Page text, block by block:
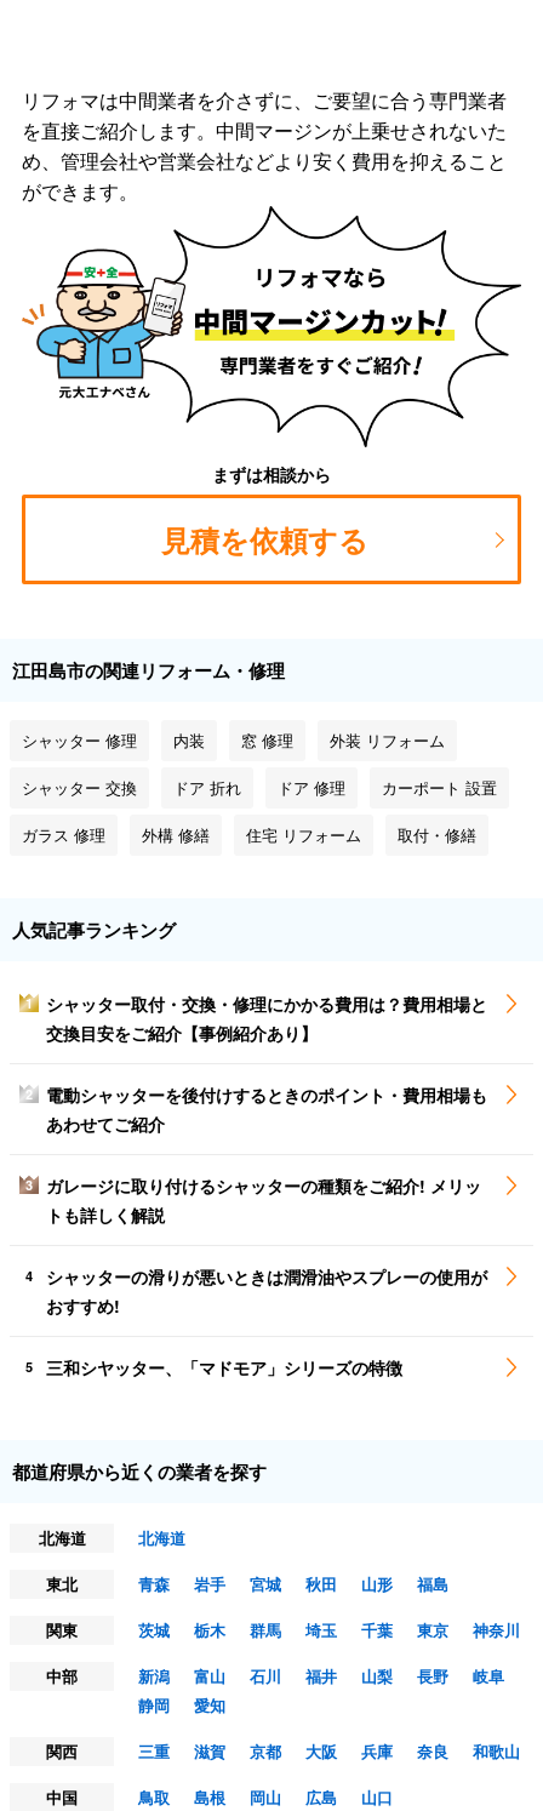
リフォマは中間業者を介さずに、ご要望に合う専門業者
を直接ご紹介します。中間マージンが上乗せされないた
め、管理会社や営業会社などより安く費用を抑えること
ができます。
まずは相談から
見積を依頼する
江田島市の関連リフォーム・修理
シャッター 修理 内装 窓 修理 外装 リフォーム
シャッター 交換 ドア 折れ ドア 修理 カーポート 設置
ガラス 修理 外構 修繕 住宅 リフォーム 取付・修繕
人気記事ランキング
1
シャッター取付・交換・修理にかかる費用は？費用相場と
交換目安をご紹介【事例紹介あり】
2
電動シャッターを後付けするときのポイント・費用相場も
あわせてご紹介
3
ガレージに取り付けるシャッターの種類をご紹介! メリッ
トも詳しく解説
4
シャッターの滑りが悪いときは潤滑油やスプレーの使用が
おすすめ!
5 三和シヤッター、「マドモア」シリーズの特徴
都道府県から近くの業者を探す
北海道
北海道
東北
青森 岩手 宮城 秋田 山形
福島
関東
茨城 栃木 群馬 埼玉 千葉 東京
神奈川
中部
新潟 富山 石川 福井 山梨 長野
岐阜
静岡
愛知
関西
三重 滋賀 京都 大阪 兵庫 奈良
和歌山
中国
鳥取 島根 岡山 広島
山口